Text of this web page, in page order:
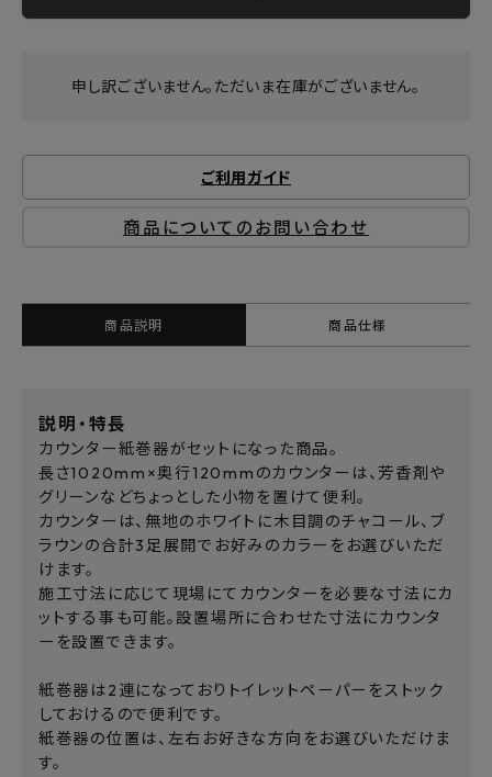
申し訳ございません。ただいま在庫がございません。
ご利用ガイド
商品についてのお問い合わせ
商品説明 商品仕様
説明・特長
カウンター紙巻器がセットになった商品。
長さ1020mm×奥行120mmのカウンターは、芳香剤や
グリーンなどちょっとした小物を置けて便利。
カウンターは、無地のホワイトに木目調のチャコール、ブ
ラウンの合計3足展開でお好みのカラーをお選びいただ
けます。
施工寸法に応じて現場にてカウンターを必要な寸法にカ
ットする事も可能。設置場所に合わせた寸法にカウンタ
ーを設置できます。
紙巻器は2連になっておりトイレットペーパーをストック
しておけるので便利です。
紙巻器の位置は、左右お好きな方向をお選びいただけま
す。